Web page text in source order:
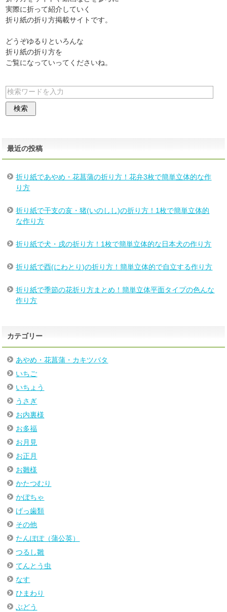
実際に折って紹介していく
折り紙の折り方掲載サイトです。
どうぞゆるりといろんな
折り紙の折り方を
ご覧になっていってくださいね。
最近の投稿
折り紙であやめ・花菖蒲の折り方！花弁3枚で簡単立体的な作
り方
折り紙で干支の亥・猪(いのしし)の折り方！1枚で簡単立体的
な作り方
折り紙で犬・戌の折り方！1枚で簡単立体的な日本犬の作り方
折り紙で酉(にわとり)の折り方！簡単立体的で自立する作り方
折り紙で季節の花折り方まとめ！簡単立体平面タイプの色んな
作り方
カテゴリー
あやめ・花菖蒲・カキツバタ
いちご
いちょう
うさぎ
お内裏様
お多福
お月見
お正月
お雛様
かたつむり
かぼちゃ
げっ歯類
その他
たんぽぽ（蒲公英）
つるし雛
てんとう虫
なす
ひまわり
ぶどう